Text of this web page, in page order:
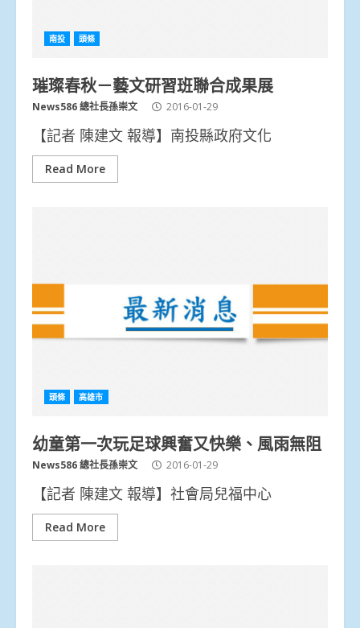
南投 頭條
璀璨春秋－藝文研習班聯合成果展
News586 總社長孫崇文 2016-01-29
【記者 陳建文 報導】南投縣政府文化
Read More
頭條 高雄市
幼童第一次玩足球興奮又快樂、風雨無阻
News586 總社長孫崇文 2016-01-29
【記者 陳建文 報導】社會局兒福中心
Read More